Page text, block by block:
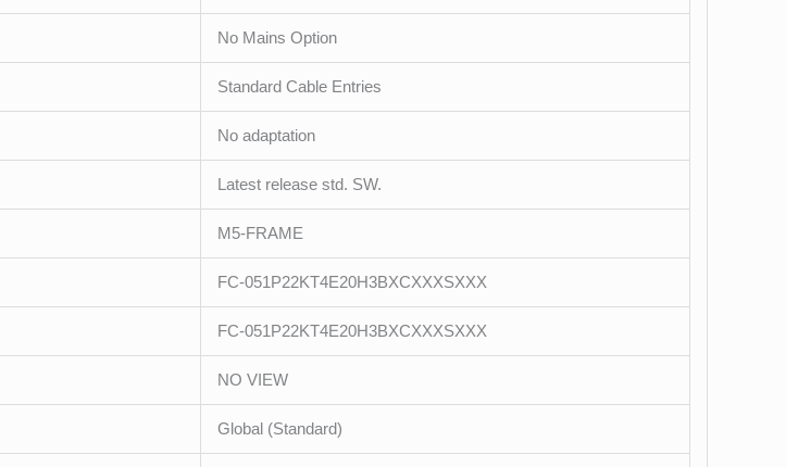
No Mains Option
Standard Cable Entries
No adaptation
Latest release std. SW.
M5-FRAME
FC-051P22KT4E20H3BXCXXXSXXX
FC-051P22KT4E20H3BXCXXXSXXX
NO VIEW
Global (Standard)